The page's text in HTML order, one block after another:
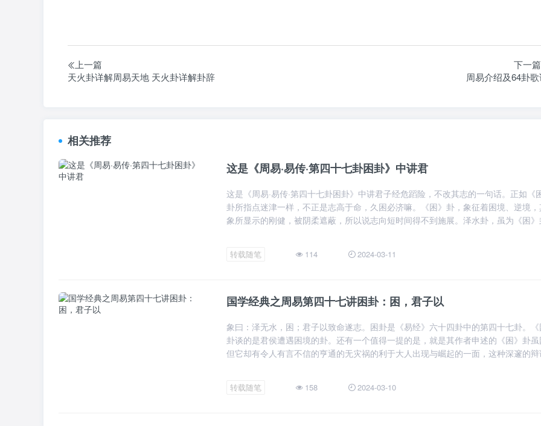
上一篇
天火卦详解周易天地 天火卦详解卦辞
下一篇
周易介绍及64卦
相关推荐
这是《周易·易传·第四十七卦困卦》中讲君
这是《周易·易传·第四十七卦困卦》中讲君子经危蹈险，不改其志的一句话。正如《
卦所指点迷津一样，不正是志高于命，久困必济嘛。《困》卦，象征着困境、逆境
象所显示的刚健，被阴柔遮蔽，所以说志向短时间得不到施展。泽水卦，虽为《困》
转载随笔 114 2024-03-11
国学经典之周易第四十七讲困卦：困，君子以
象曰：泽无水，困；君子以致命遂志。困卦是《易经》六十四卦中的第四十七卦。《
卦谈的是君侯遭遇困境的卦。还有一个值得一提的是，就是其作者申述的《困》卦虽
但它却有令人有言不信的亨通的无灾祸的利于大人出现与崛起的一面，这种深邃的辩
转载随笔 158 2024-03-10